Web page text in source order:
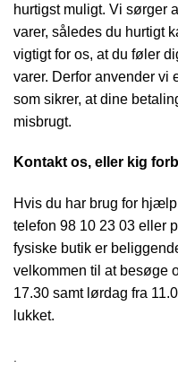
hurtigst muligt. Vi sørger
varer, således du hurtigt
vigtigt for os, at du føler
varer. Derfor anvender vi
som sikrer, at dine
misbrugt.
Kontakt os, eller kig
Hvis du har brug for
telefon 98 10 23 03 eller
fysiske butik er
velkommen til at besøge
17.30 samt lørdag fra
lukket.